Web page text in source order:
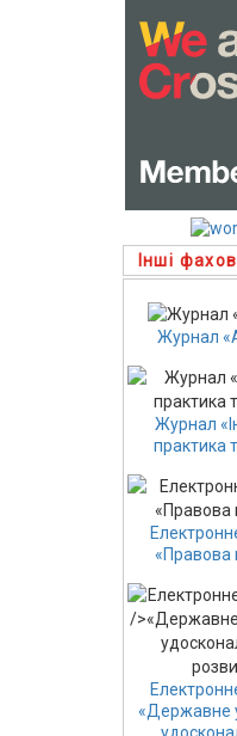
Інші
Журнал
Журнал
практика
«Правова
«Державне